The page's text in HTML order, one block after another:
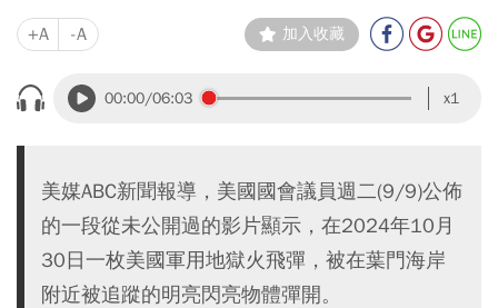
+A -A 加入收藏
00:00/06:03 x1
美媒ABC新聞報導，美國國會議員週二(9/9)公佈
的一段從未公開過的影片顯示，在2024年10月
30日一枚美國軍用地獄火飛彈，被在葉門海岸
附近被追蹤的明亮閃亮物體彈開。